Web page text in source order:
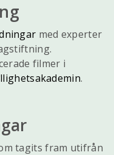
med experter
filmer i
.
tagits fram utifrån